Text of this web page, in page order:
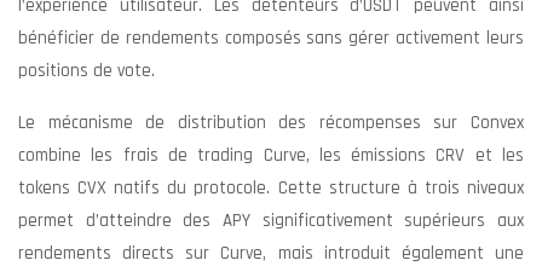
l’expérience utilisateur. Les détenteurs d’USDT peuvent ainsi
bénéficier de rendements composés sans gérer activement leurs
positions de vote.
Le mécanisme de distribution des récompenses sur Convex
combine les frais de trading Curve, les émissions CRV et les
tokens CVX natifs du protocole. Cette structure à trois niveaux
permet d’atteindre des APY significativement supérieurs aux
rendements directs sur Curve, mais introduit également une